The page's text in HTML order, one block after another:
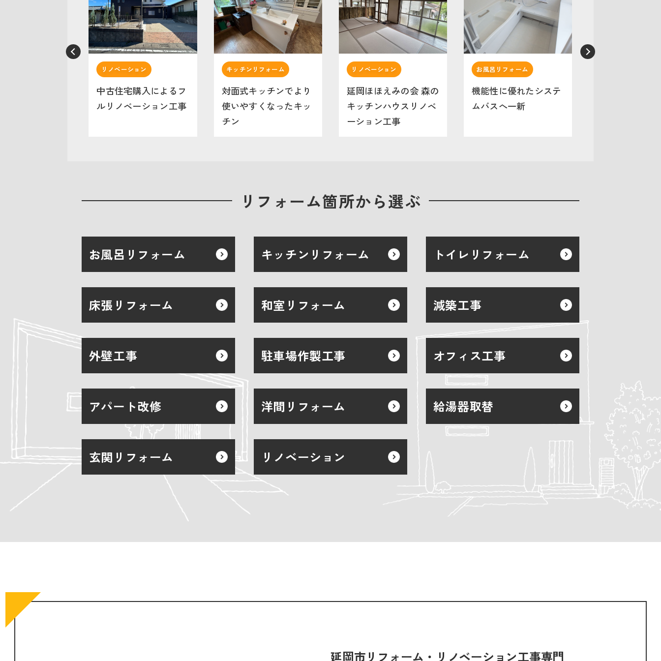
リノベーション
中古住宅購入によるフ
ルリノベーション工事
キッチンリフォーム
対面式キッチンでより
使いやすくなったキッ
チン
リノベーション
延岡ほほえみの会 森の
キッチンハウスリノベ
ーション工事
お風呂リフォーム
機能性に優れたシステ
ムバスへ一新
リフォーム箇所から選ぶ
お風呂リフォーム キッチンリフォーム トイレリフォーム
床張リフォーム 和室リフォーム 減築工事
外壁工事 駐車場作製工事 オフィス工事
アパート改修 洋間リフォーム 給湯器取替
玄関リフォーム リノベーション
延岡市リフォーム・リノベーション工事専門